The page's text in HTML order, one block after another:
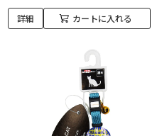
詳細 カートに入れる